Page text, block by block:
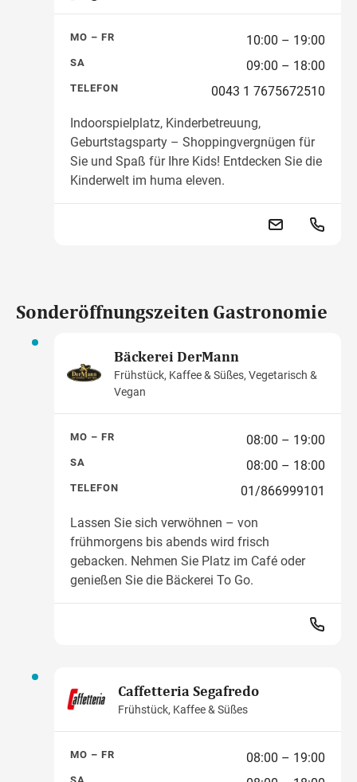
MO – FR 10:00 – 19:00
SA 09:00 – 18:00
TELEFON 0043 1 7675672510
Indoorspielplatz, Kinderbetreuung,
Geburtstagsparty – Shoppingvergnügen für
Sie und Spaß für Ihre Kids! Entdecken Sie die
Kinderwelt im huma eleven.
Sonderöffnungszeiten Gastronomie
Bäckerei DerMann
Frühstück, Kaffee & Süßes, Vegetarisch &
Vegan
MO – FR 08:00 – 19:00
SA 08:00 – 18:00
TELEFON 01/866999101
Lassen Sie sich verwöhnen – von
frühmorgens bis abends wird frisch
gebacken. Nehmen Sie Platz im Café oder
genießen Sie die Bäckerei To Go.
Caffetteria Segafredo
Frühstück, Kaffee & Süßes
MO – FR 08:00 – 19:00